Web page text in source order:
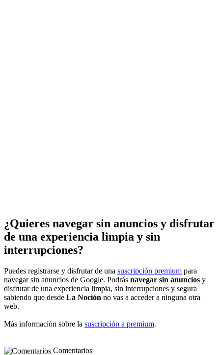
¿Quieres navegar sin anuncios y disfrutar
de una experiencia limpia y sin
interrupciones?
Puedes registrarse y disfrutar de una suscripción premium para
navegar sin anuncios de Google. Podrás navegar sin anuncios y
disfrutar de una experiencia limpia, sin interrupciones y segura
sabiendo que desde La Noción no vas a acceder a ninguna otra
web.
Más información sobre la suscripción a premium.
Comentarios